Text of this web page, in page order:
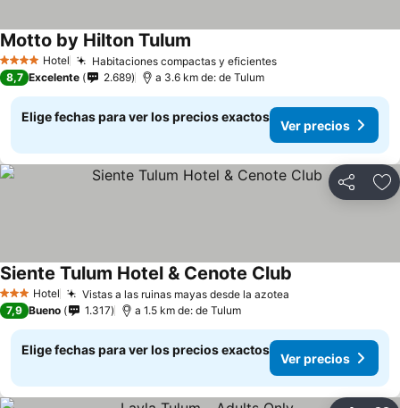
4 EstrellasHotel Habitaciones compactas y eficientes
Motto by Hilton Tulum
8,7 Excelente 2.689 a 3.6 km de: de Tulum
Elige fechas para ver los precios exactos
Ver precios
Compartir
3 Estrellas
Hotel Vistas a las ruinas mayas desde la azotea
Siente Tulum Hotel & Cenote Club
7,9 Bueno 1.317 a 1.5 km de: de Tulum
Elige fechas para ver los precios exactos
Ver precios